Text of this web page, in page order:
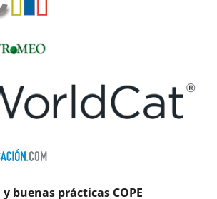
buenas prácticas COPE